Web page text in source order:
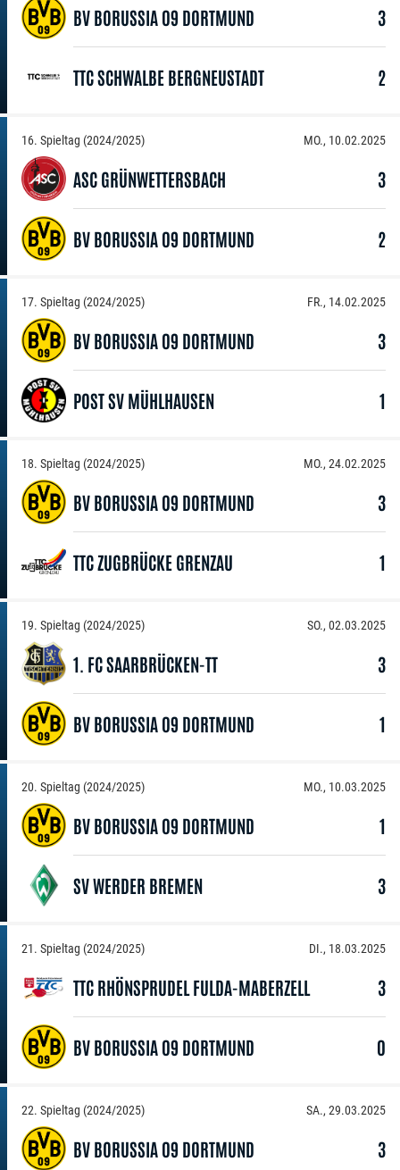
BV BORUSSIA 09 DORTMUND 3
TTC SCHWALBE BERGNEUSTADT 2
16. Spieltag (2024/2025) MO., 10.02.2025
ASC GRÜNWETTERSBACH 3
BV BORUSSIA 09 DORTMUND 2
17. Spieltag (2024/2025) FR., 14.02.2025
BV BORUSSIA 09 DORTMUND 3
POST SV MÜHLHAUSEN 1
18. Spieltag (2024/2025) MO., 24.02.2025
BV BORUSSIA 09 DORTMUND 3
TTC ZUGBRÜCKE GRENZAU 1
19. Spieltag (2024/2025) SO., 02.03.2025
1. FC SAARBRÜCKEN-TT 3
BV BORUSSIA 09 DORTMUND 1
20. Spieltag (2024/2025) MO., 10.03.2025
BV BORUSSIA 09 DORTMUND 1
SV WERDER BREMEN 3
21. Spieltag (2024/2025) DI., 18.03.2025
TTC RHÖNSPRUDEL FULDA-MABERZELL 3
BV BORUSSIA 09 DORTMUND 0
22. Spieltag (2024/2025) SA., 29.03.2025
BV BORUSSIA 09 DORTMUND 3